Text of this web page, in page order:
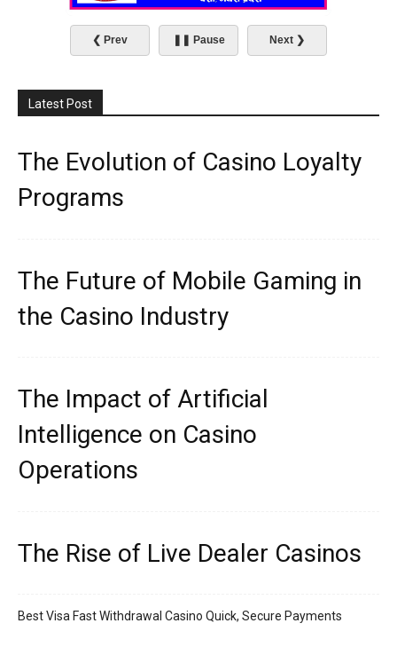
❮ Prev ❚❚ Pause Next ❯
Latest Post
The Evolution of Casino Loyalty
Programs
The Future of Mobile Gaming in
the Casino Industry
The Impact of Artificial
Intelligence on Casino
Operations
The Rise of Live Dealer Casinos
Best Visa Fast Withdrawal Casino Quick, Secure Payments